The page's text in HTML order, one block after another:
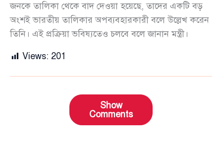
জনকে তালিকা থেকে বাদ দেওয়া হয়েছে, তাদের একটি বড়
অংশই ভারতীয় তালিকার অপব্যবহারকারী বলে উল্লেখ করেন
তিনি। এই প্রক্রিয়া ভবিষ্যতেও চলবে বলে জানান মন্ত্রী।
Views: 201
Show
Comments